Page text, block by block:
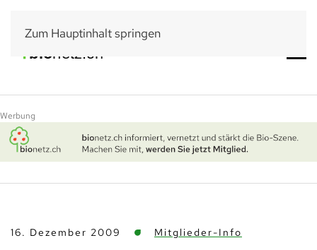
Zum Hauptinhalt springen
Werbung
16. Dezember 2009 Mitglieder-Info